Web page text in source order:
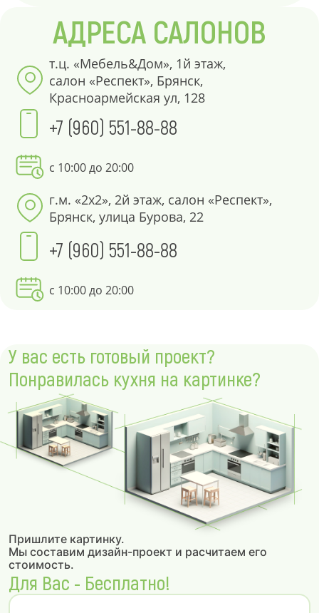
АДРЕСА САЛОНОВ
т.ц. «Мебель&Дом», 1й этаж,
салон «Респект», Брянск,
Красноармейская ул, 128
+7 (960) 551-88-88
с 10:00 до 20:00
г.м. «2х2», 2й этаж, салон «Респект»,
Брянск, улица Бурова, 22
+7 (960) 551-88-88
с 10:00 до 20:00
У вас есть готовый проект?
Понравилась кухня на картинке?
Пришлите картинку.
Мы составим дизайн-проект и расчитаем его
стоимость.
Для Вас - Бесплатно!